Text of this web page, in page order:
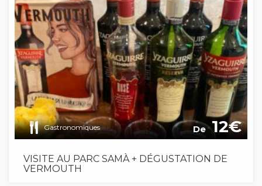
Gastronomiques De 12
VISITE AU PARC SAMÀ + DÉGUSTATION DE
VERMOUTH